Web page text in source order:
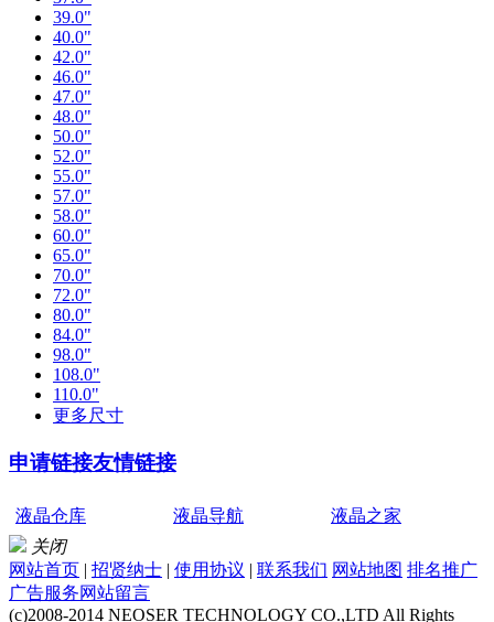
39.0"
40.0"
42.0"
46.0"
47.0"
48.0"
50.0"
52.0"
55.0"
57.0"
58.0"
60.0"
65.0"
70.0"
72.0"
80.0"
84.0"
98.0"
108.0"
110.0"
更多尺寸
申请链接友情链接
液晶仓库 液晶导航
液晶之家
关闭
网站首页 | 招贤纳士 | 使用协议 | 联系我们 网站地图 排名推广
广告服务网站留言
(c)2008-2014 NEOSER TECHNOLOGY CO.,LTD All Rights